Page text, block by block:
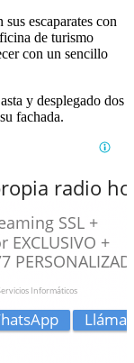
escaparates con
de turismo
con un sencillo
y desplegado dos
fachada.